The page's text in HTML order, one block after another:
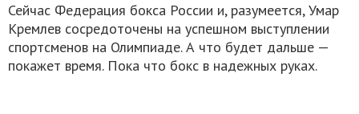
Сейчас Федерация бокса России и, разумеется, Умар
Кремлев сосредоточены на успешном выступлении
спортсменов на Олимпиаде. А что будет дальше —
покажет время. Пока что бокс в надежных руках.